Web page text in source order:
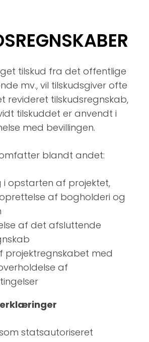
tilskud fra det offentlige
mv., vil tilskudsgiver ofte
revideret tilskudsregnskab,
tilskuddet er anvendt i
med bevillingen.
blandt andet:
i opstarten af projektet,
af bogholderi og
af det afsluttende
projektregnskabet med
af
statsautoriseret